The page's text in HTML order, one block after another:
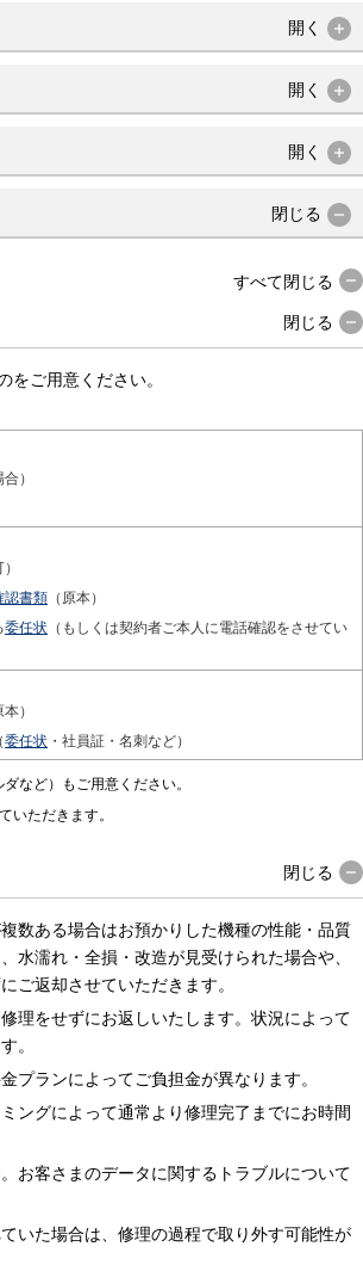
開く
開く
開く
閉じる
すべて閉じる
閉じる
ご用意ください。
）
認書類 （原本）
委任状 （もしくは契約者ご本人に電話確認をさせてい
本）
委任状 ・社員証・名刺など）
など）もご用意ください。
いただきます。
閉じる
数ある場合はお預かりした機種の性能・品質
水濡れ・全損・改造が見受けられた場合や、
ご返却させていただきます。
理をせずにお返しいたします。状況によって
。
プランによってご負担金が異なります。
ングによって通常より修理完了までにお時間
お客さまのデータに関するトラブルについて
いた場合は、修理の過程で取り外す可能性が